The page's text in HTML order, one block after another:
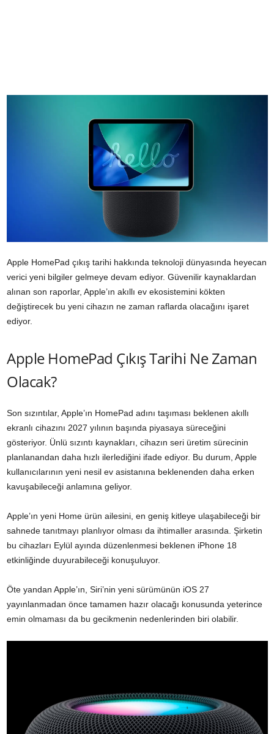
Apple HomePad çıkış tarihi hakkında teknoloji dünyasında heyecan
verici yeni bilgiler gelmeye devam ediyor. Güvenilir kaynaklardan
alınan son raporlar, Apple’ın akıllı ev ekosistemini kökten
değiştirecek bu yeni cihazın ne zaman raflarda olacağını işaret
ediyor.
Apple HomePad Çıkış Tarihi Ne Zaman
Olacak?
Son sızıntılar, Apple’ın HomePad adını taşıması beklenen akıllı
ekranlı cihazını 2027 yılının başında piyasaya süreceğini
gösteriyor. Ünlü sızıntı kaynakları, cihazın seri üretim sürecinin
planlanandan daha hızlı ilerlediğini ifade ediyor. Bu durum, Apple
kullanıcılarının yeni nesil ev asistanına beklenenden daha erken
kavuşabileceği anlamına geliyor.
Apple’ın yeni Home ürün ailesini, en geniş kitleye ulaşabileceği bir
sahnede tanıtmayı planlıyor olması da ihtimaller arasında. Şirketin
bu cihazları Eylül ayında düzenlenmesi beklenen iPhone 18
etkinliğinde duyurabileceği konuşuluyor.
Öte yandan Apple’ın, Siri’nin yeni sürümünün iOS 27
yayınlanmadan önce tamamen hazır olacağı konusunda yeterince
emin olmaması da bu gecikmenin nedenlerinden biri olabilir.